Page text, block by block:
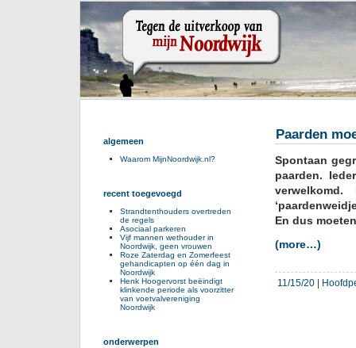
Paarden
Spontaan
paarden.
En dus
(more…)
11/15/20
algemeen
Waarom MijnNoordwijk.nl?
recent toegevoegd
Strandtenthouders overtreden
de regels
Asociaal parkeren
Vijf mannen wethouder in
Noordwijk, geen vrouwen
Roze Zaterdag en Zomerfeest
gehandicapten op één dag in
Noordwijk
Henk Hoogervorst beëindigt
klinkende periode als voorzitter
van voetvalvereniging
Noordwijk
onderwerpen